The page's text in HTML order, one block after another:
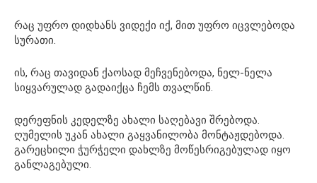
რაც უფრო დიდხანს ვიდექი იქ, მით უფრო იცვლებოდა
სურათი.
ის, რაც თავიდან ქაოსად მეჩვენებოდა, ნელ-ნელა
სიყვარულად გადაიქცა ჩემს თვალწინ.
დერეფნის კედელზე ახალი საღებავი შრებოდა.
ღუმელის უკან ახალი გაყვანილობა მონტაჟდებოდა.
გარეცხილი ჭურჭელი დახლზე მოწესრიგებულად იყო
განლაგებული.